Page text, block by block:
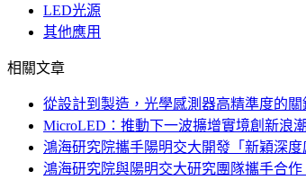
LED光源
其他應用
相關文章
從設計到製造，光學感測器高精準度的
MicroLED：推動下一波擴增實境創新浪潮
鴻海研究院攜手陽明交大開發「新穎深
鴻海研究院與陽明交大研究團隊攜手合